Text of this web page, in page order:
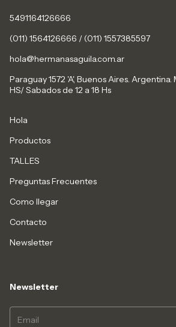
5491164126666
(011) 1564126666 / (011) 1557385597
hola@hermanasaguila.com.ar
Paraguay 1572 'A', Buenos Aires.
HS/ Sabados de 12 a 18 Hs
Hola
Productos
TALLES
Preguntas Frecuentes
Como llegar
Contacto
Newsletter
Newsletter